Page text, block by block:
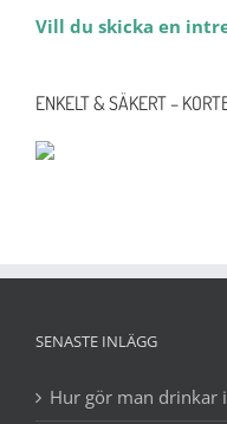
Vill du skicka en
ENKELT & SÄKERT –
SENASTE INLÄGG
Hur gör man drinkar